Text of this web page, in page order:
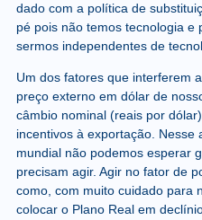
dado com a política de
pé pois não temos tecnologia e
sermos independentes de
Um dos fatores que interferem
preço externo em dólar de
câmbio nominal (reais por
incentivos à exportação. Nesse
mundial não podemos esperar
precisam agir. Agir no fator de
como, com muito cuidado para
colocar o Plano Real em